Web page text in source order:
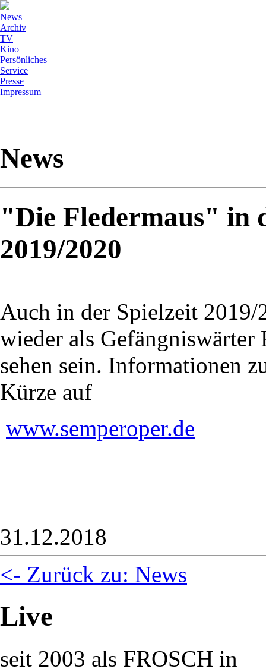
News
Archiv
TV
Kino
Persönliches
Service
Presse
Impressum
News
"Die Fledermaus" in
2019/2020
Auch in der Spielzeit
wieder als
sehen sein. Informationen
Kürze auf
www.semperoper.de
31.12.2018
<- Zurück zu: News
Live
seit 2003 als FROSCH in